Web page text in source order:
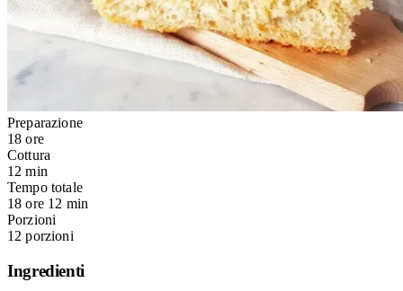
Preparazione
18 ore
Cottura
12 min
Tempo totale
18 ore 12 min
Porzioni
12 porzioni
Ingredienti